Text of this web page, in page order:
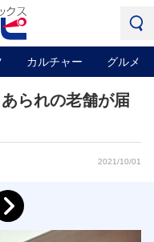
カルチャー グルメ
られの老舗が届
2021/10/01
Next